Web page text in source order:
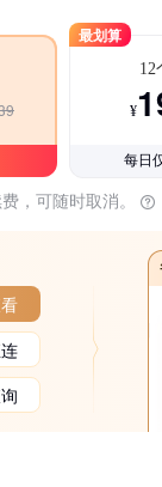
最划算
12
¥
每日
，可随时取消。